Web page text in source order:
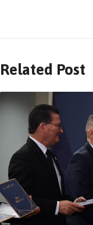
Related Post